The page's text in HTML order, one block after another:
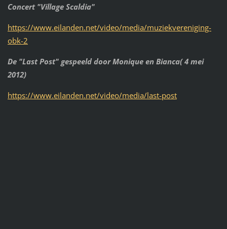
Concert "Village Scaldia"
https://www.eilanden.net/video/media/muziekvereniging-
obk-2
De "Last Post" gespeeld door Monique en Bianca( 4 mei
2012)
https://www.eilanden.net/video/media/last-post